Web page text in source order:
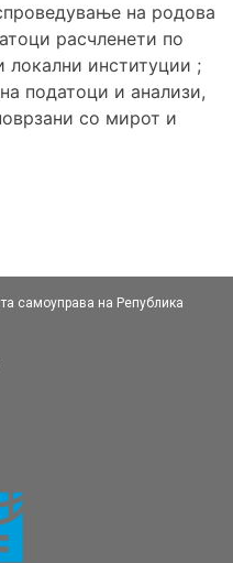
на родова
расчленети по
локални институции ;
податоци и анализи,
со мирот и
самоуправа на Република